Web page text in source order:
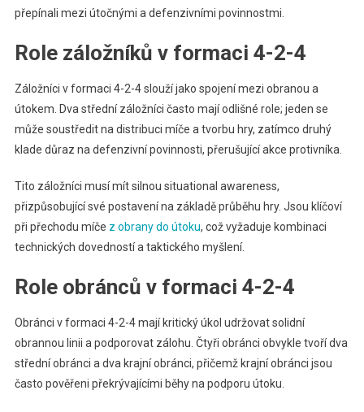
přepínali mezi útočnými a defenzivními povinnostmi.
Role záložníků v formaci 4-2-4
Záložníci v formaci 4-2-4 slouží jako spojení mezi obranou a
útokem. Dva střední záložníci často mají odlišné role; jeden se
může soustředit na distribuci míče a tvorbu hry, zatímco druhý
klade důraz na defenzivní povinnosti, přerušující akce protivníka.
Tito záložníci musí mít silnou situational awareness,
přizpůsobující své postavení na základě průběhu hry. Jsou klíčoví
při přechodu míče z obrany do útoku, což vyžaduje kombinaci
technických dovedností a taktického myšlení.
Role obránců v formaci 4-2-4
Obránci v formaci 4-2-4 mají kritický úkol udržovat solidní
obrannou linii a podporovat zálohu. Čtyři obránci obvykle tvoří dva
střední obránci a dva krajní obránci, přičemž krajní obránci jsou
často pověřeni překrývajícími běhy na podporu útoku.